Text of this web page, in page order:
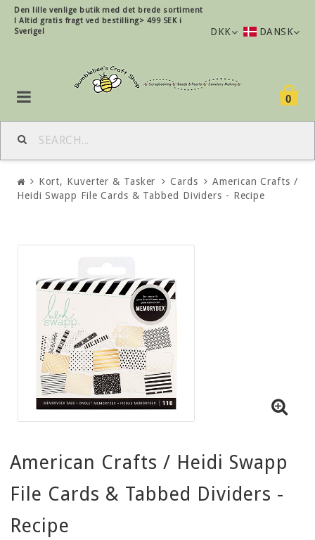
Den lille venlige butik med det brede sortiment
! Altid gratis fragt ved bestilling> 499 SEK i
Sverige!
DKK DANSK
0
Kort, Kuverter & Tasker Cards
American Crafts /
Heidi Swapp File Cards & Tabbed Dividers - Recipe
American Crafts / Heidi Swapp
File Cards & Tabbed Dividers -
Recipe